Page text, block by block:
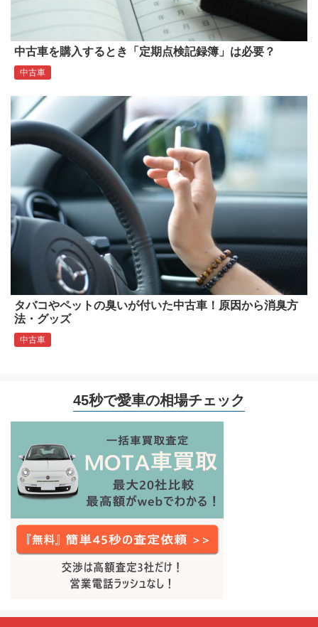
中古車を購入するとき「定期点検記録簿」は必要？
中古車
タバコやペットの臭いが付いた中古車！原因から消臭方
法・グッズ
中古車
45秒で愛車の相場チェック